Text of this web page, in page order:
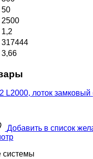
50
2500
1,2
317444
3,66
Добавить в список
системы